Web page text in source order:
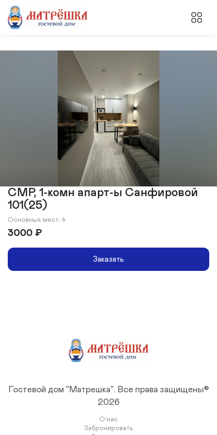
СМР, 1-комн апарт-ы Санфировой
101(25)
Основных мест: 4
3000 ₽
Заказать
Гостевой дом "Матрешка". Все права защищены©
2026
О нас
Забронировать